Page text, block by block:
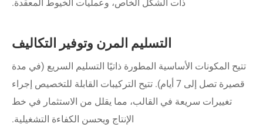
ذات الشكل الخاص، وعمليات الخيوط المعقدة.
التسليم المرن وتوفير التكاليف
تتيح المكونات الأساسية المطورة ذاتيًا التسليم السريع (في مدة
قصيرة تصل إلى 7 أيام). تتيح التركيبات القابلة للتخصيص إجراء
تغييرات سريعة في القالب، مما يقلل من الاستثمار في خط
الإنتاج ويحسن الكفاءة التشغيلية.